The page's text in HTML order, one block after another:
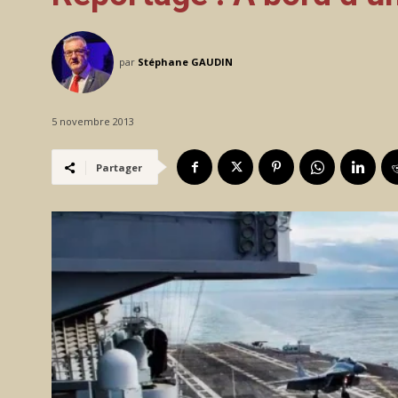
par Stéphane GAUDIN
5 novembre 2013
Partager